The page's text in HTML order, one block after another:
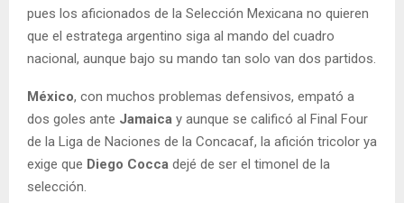
pues los aficionados de la Selección Mexicana no quieren
que el estratega argentino siga al mando del cuadro
nacional, aunque bajo su mando tan solo van dos partidos.
México, con muchos problemas defensivos, empató a
dos goles ante Jamaica y aunque se calificó al Final Four
de la Liga de Naciones de la Concacaf, la afición tricolor ya
exige que Diego Cocca dejé de ser el timonel de la
selección.